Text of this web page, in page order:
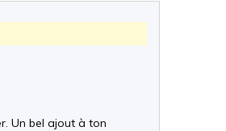
Un bel ajout à ton